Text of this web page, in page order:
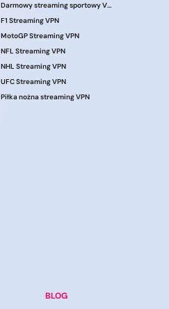
Darmowy streaming sportowy VPN
F1 Streaming VPN
MotoGP Streaming VPN
NFL Streaming VPN
NHL Streaming VPN
UFC Streaming VPN
Piłka nożna streaming VPN
BLOG